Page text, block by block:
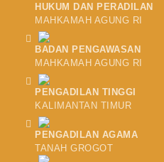
HUKUM DAN PERADILAN
MAHKAMAH AGUNG RI
BADAN PENGAWASAN
MAHKAMAH AGUNG RI
PENGADILAN TINGGI
KALIMANTAN TIMUR
PENGADILAN AGAMA
TANAH GROGOT